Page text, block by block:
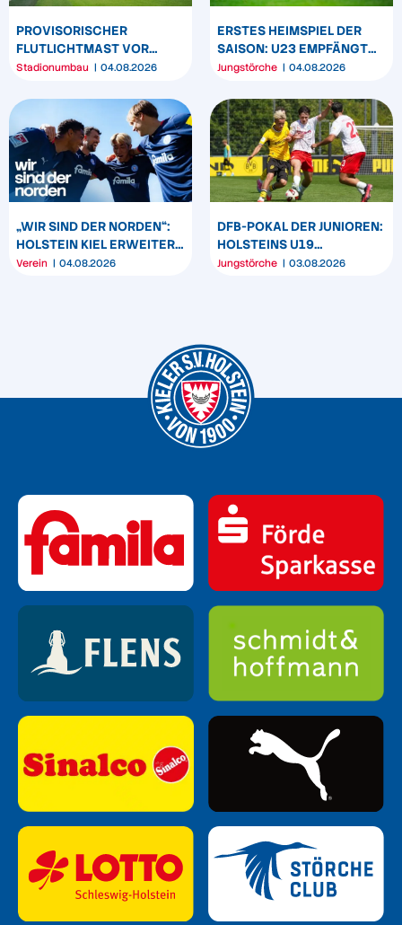
PROVISORISCHER
FLUTLICHTMAST VOR
WESTTRIBÜNE WIRD
Stadionumbau 04.08.2026
ERSTES HEIMSPIEL DER
SAISON: U23 EMPFÄNGT
HEIDER SV
Jungstörche 04.08.2026
„WIR SIND DER NORDEN“:
HOLSTEIN KIEL ERWEITERT
SEIN MARKENBILD
Verein 04.08.2026
DFB-POKAL DER JUNIOREN:
HOLSTEINS U19
TRIUMPHIERT IN
Jungstörche 03.08.2026